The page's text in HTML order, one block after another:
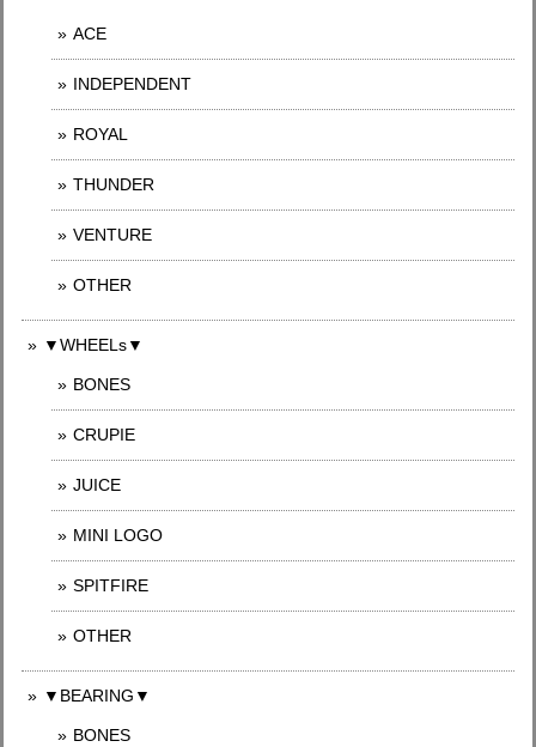
ACE
INDEPENDENT
ROYAL
THUNDER
VENTURE
OTHER
▼WHEELs▼
BONES
CRUPIE
JUICE
MINI LOGO
SPITFIRE
OTHER
▼BEARING▼
BONES